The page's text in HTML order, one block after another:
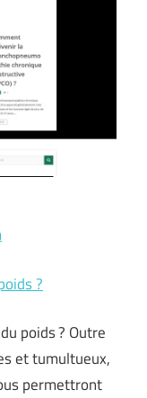
?
poids ? Outre
et tumultueux,
permettront